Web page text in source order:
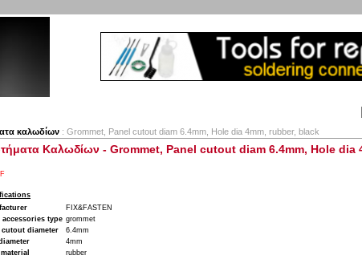
καλωδίων : Grommet, Panel cutout diam 6.4mm, Hole dia 4mm, rubber, black
Καλωδίων - Grommet, Panel cutout diam 6.4mm, Hole dia
FIX&FASTEN
accessories type grommet
cutout diameter
6.4mm
4mm
rubber